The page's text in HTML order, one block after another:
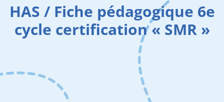
HAS / Fiche pédagogique 6e
cycle certification « SMR »